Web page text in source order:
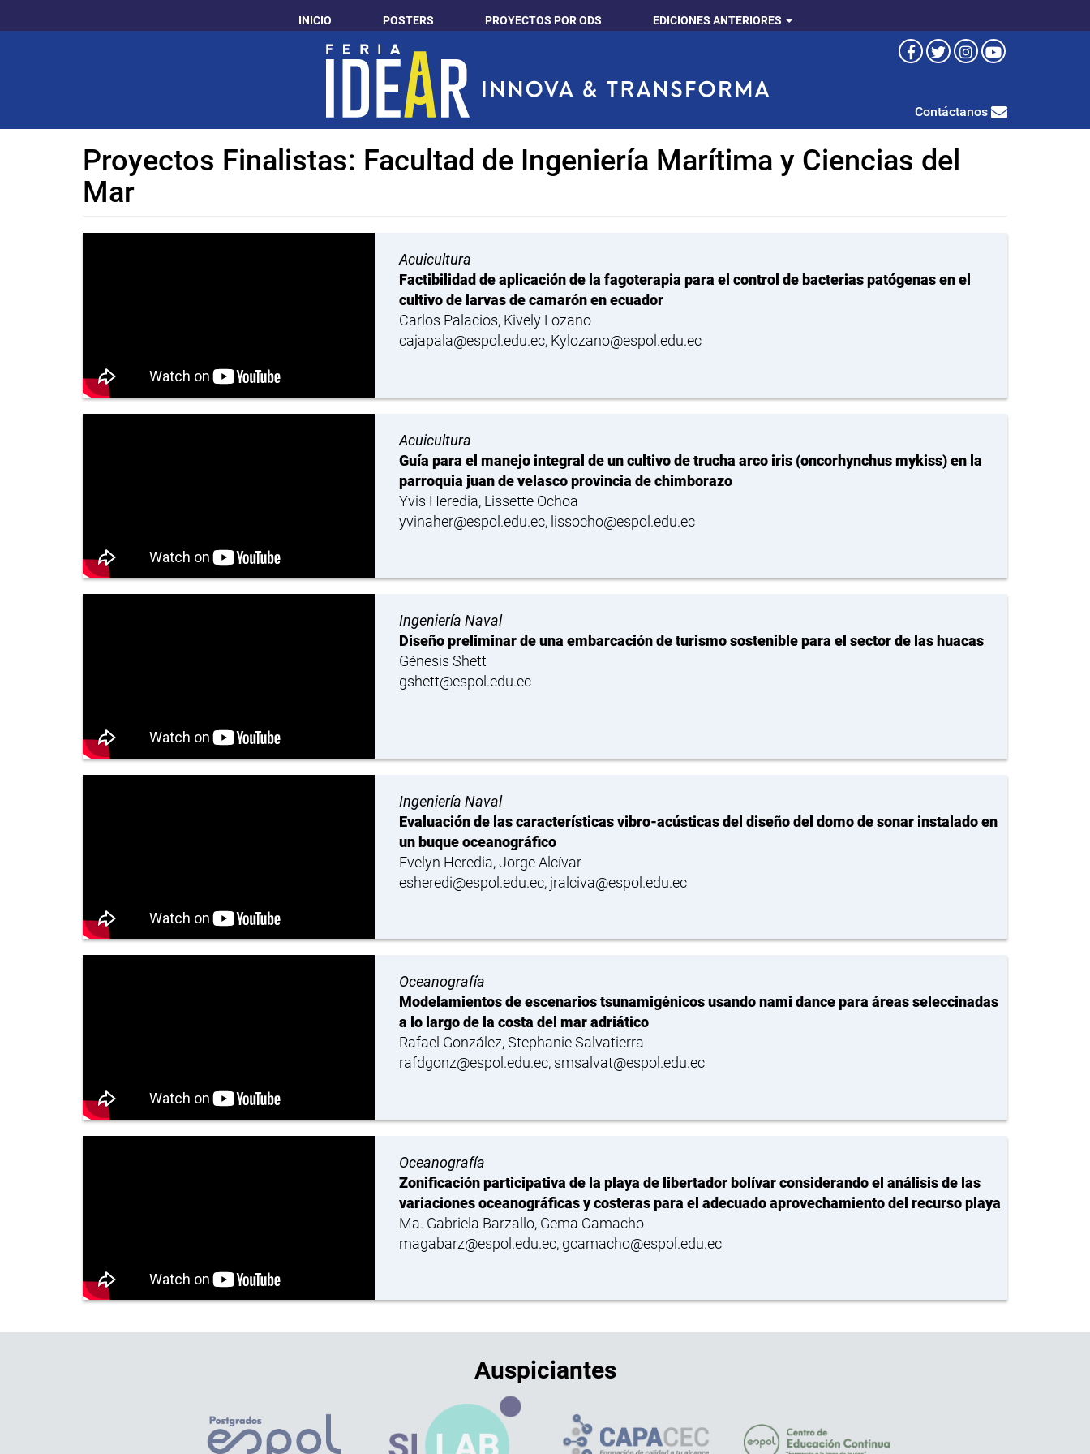
INICIO POSTERS PROYECTOS POR ODS EDICIONES ANTERIORES
Contáctanos
Proyectos Finalistas: Facultad de Ingeniería Marítima y Ciencias del
Mar
Acuicultura
Factibilidad de aplicación de la fagoterapia para el control de bacterias patógenas en el
cultivo de larvas de camarón en ecuador
Carlos Palacios, Kively Lozano
cajapala@espol.edu.ec, Kylozano@espol.edu.ec
Acuicultura
Guía para el manejo integral de un cultivo de trucha arco iris (oncorhynchus mykiss) en la
parroquia juan de velasco provincia de chimborazo
Yvis Heredia, Lissette Ochoa
yvinaher@espol.edu.ec, lissocho@espol.edu.ec
Ingeniería Naval
Diseño preliminar de una embarcación de turismo sostenible para el sector de las huacas
Génesis Shett
gshett@espol.edu.ec
Ingeniería Naval
Evaluación de las características vibro-acústicas del diseño del domo de sonar instalado en
un buque oceanográfico
Evelyn Heredia, Jorge Alcívar
esheredi@espol.edu.ec, jralciva@espol.edu.ec
Oceanografía
Modelamientos de escenarios tsunamigénicos usando nami dance para áreas seleccinadas
a lo largo de la costa del mar adriático
Rafael González, Stephanie Salvatierra
rafdgonz@espol.edu.ec, smsalvat@espol.edu.ec
Oceanografía
Zonificación participativa de la playa de libertador bolívar considerando el análisis de las
variaciones oceanográficas y costeras para el adecuado aprovechamiento del recurso playa
Ma. Gabriela Barzallo, Gema Camacho
magabarz@espol.edu.ec, gcamacho@espol.edu.ec
Auspiciantes